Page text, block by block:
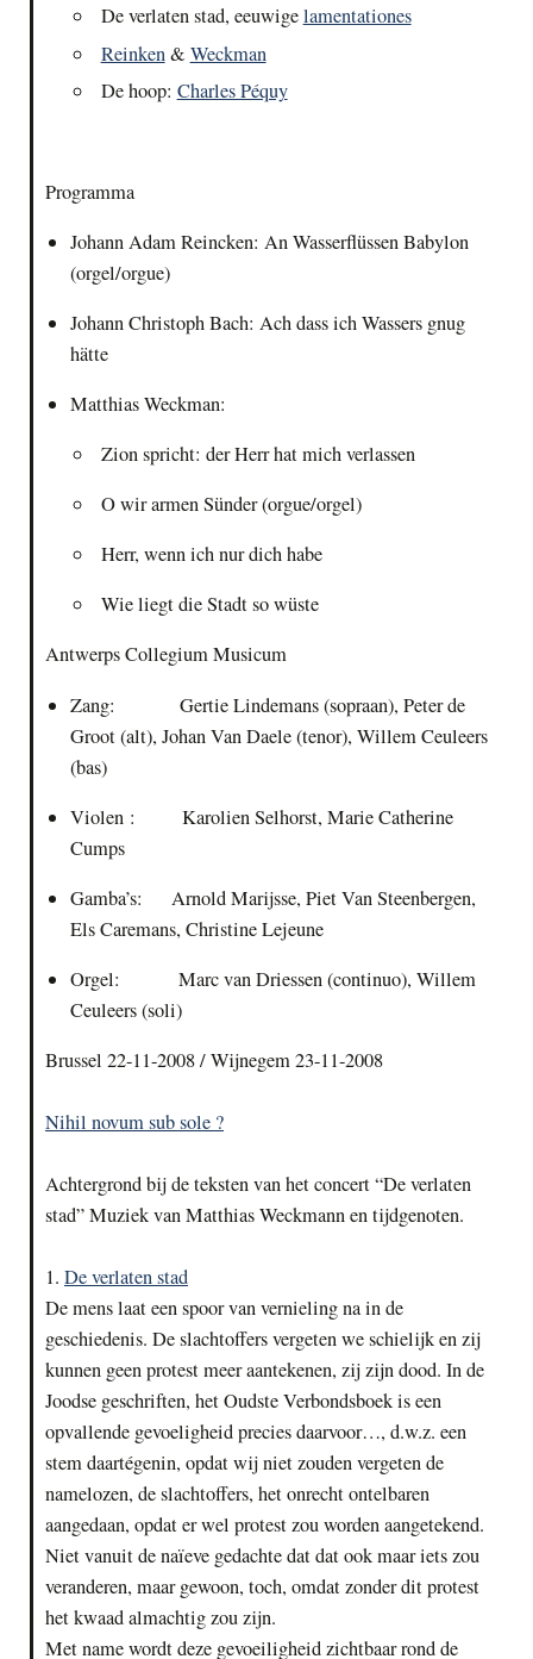
De verlaten stad, eeuwigelamentationes
Reinken& Weckman
De hoop: Charles Péquy
Programma
Johann Adam Reincken: An Wasserflüssen Babylon
(orgel/orgue)
Johann Christoph Bach: Ach dass ich Wassers gnug
hätte
Matthias Weckman:
Zion spricht: der Herr hat mich verlassen
O wir armen Sünder (orgue/orgel)
Herr, wenn ich nur dich habe
Wie liegt die Stadt so wüste
Antwerps Collegium Musicum
Zang: Gertie Lindemans (sopraan), Peter de
Groot (alt), Johan Van Daele (tenor), Willem Ceuleers
(bas)
Violen : Karolien Selhorst, Marie Catherine
Cumps
Gamba’s: Arnold Marijsse, Piet Van Steenbergen,
Els Caremans, Christine Lejeune
Orgel: Marc van Driessen (continuo), Willem
Ceuleers (soli)
Brussel 22-11-2008 / Wijnegem 23-11-2008
Nihil novum sub sole ?
Achtergrond bij de teksten van het concert “De verlaten
stad” Muziek van Matthias Weckmann en tijdgenoten.
1. De verlaten stad
De mens laat een spoor van vernieling na in de
geschiedenis. De slachtoffers vergeten we schielijk en zij
kunnen geen protest meer aantekenen, zij zijn dood. In de
Joodse geschriften, het Oudste Verbondsboek is een
opvallende gevoeligheid precies daarvoor…, d.w.z. een
stem daartégenin, opdat wij niet zouden vergeten de
namelozen, de slachtoffers, het onrecht ontelbaren
aangedaan, opdat er wel protest zou worden aangetekend.
Niet vanuit de naïeve gedachte dat dat ook maar iets zou
veranderen, maar gewoon, toch, omdat zonder dit protest
het kwaad almachtig zou zijn.
Met name wordt deze gevoeiligheid zichtbaar rond de